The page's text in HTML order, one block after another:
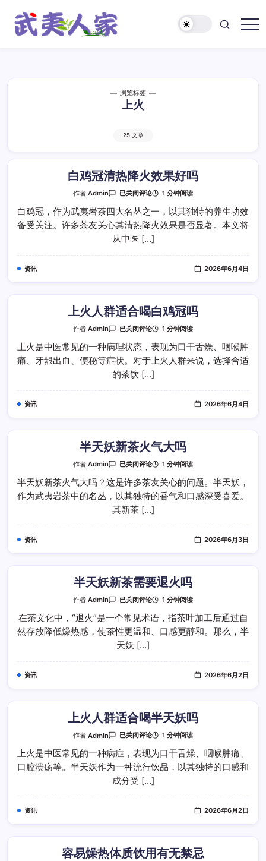
浏览标签
上火
25 文章
白鸡冠清热降火效果好吗
作者Admin
白
冠
清
热
降
火
已关闭评论 1 分钟阅读
白鸡冠，作为武夷岩茶四大名丛之一，以其独特的养生功效
备受关注。许多茶友关心其清热降火效果是否显著。本文将
从中医 […]
资讯 2026年6月4日
上火人群适合喝白鸡冠吗
作者Admin
上
人
群
适
合
喝
已关闭评论 1 分钟阅读
上火是中医常见的一种病理状态，表现为口干舌燥、咽喉肿
痛、牙龈出血、便秘等症状。对于上火人群来说，选择合适
的茶饮 […]
资讯 2026年6月4日
半天妖新茶火气大吗
作者Admin
半
妖
新
茶
火
气
已关闭评论 1 分钟阅读
半天妖新茶火气大吗？这是许多茶友关心的问题。半天妖，
作为武夷岩茶中的名丛，以其独特的香气和口感深受喜爱。
其新茶 […]
资讯 2026年6月3日
半天妖新茶需要退火吗
作者Admin
半
妖
新
茶
需
要
已关闭评论 1 分钟阅读
在茶文化中，“退火”是一个常见术语，指茶叶加工后通过自
然存放降低燥热感，使茶性更温和、口感更醇和。那么，半
天妖 […]
资讯 2026年6月2日
上火人群适合喝半天妖吗
作者Admin
上
人
群
适
喝
已关闭评论 1 分钟阅读
上火是中医常见的一种病症，表现为口干舌燥、咽喉肿痛、
口腔溃疡等。半天妖作为一种流行饮品，以其独特的口感和
成分受 […]
资讯 2026年6月2日
容易燥热体质饮用有无禁忌